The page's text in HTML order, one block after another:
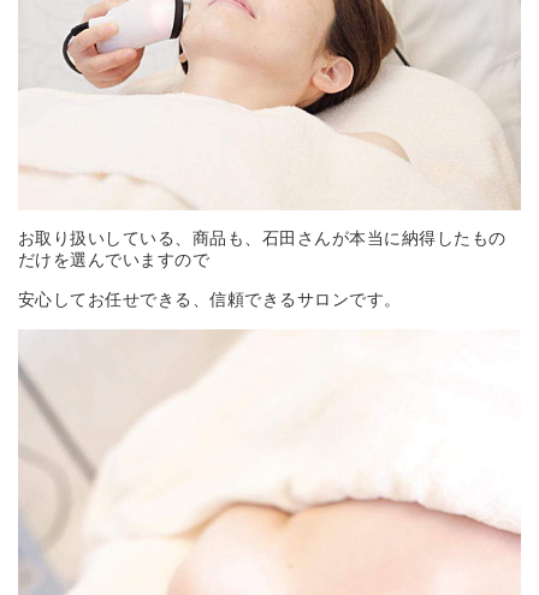
お取り扱いしている、商品も、石田さんが本当に納得したもの
だけを選んでいますので
安心してお任せできる、信頼できるサロンです。